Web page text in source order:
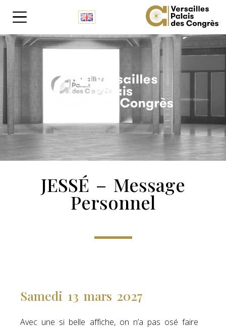
JESSÉ – Message
Personnel
Samedi 13 mars 2027
Avec une si belle affiche, on n’a pas osé faire